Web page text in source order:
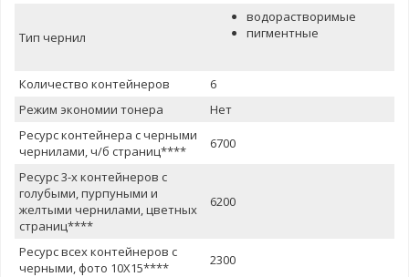
Тип чернил
водорастворимые
пигментные
Количество контейнеров
6
Режим экономии тонера
Нет
Ресурс контейнера с черными
чернилами, ч/б страниц****
6700
Ресурс 3-х контейнеров с
голубыми, пурпуными и
желтыми чернилами, цветных
страниц****
6200
Ресурс всех контейнеров с
черными, фото 10Х15****
2300